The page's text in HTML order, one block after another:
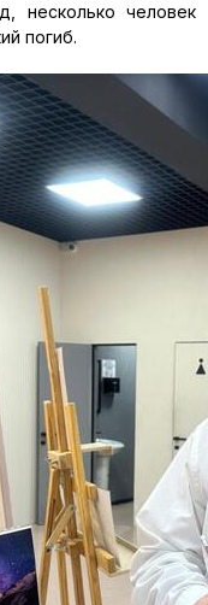
несколько человек
погиб.